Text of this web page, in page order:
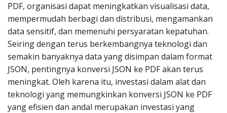
PDF, organisasi dapat meningkatkan visualisasi data,
mempermudah berbagi dan distribusi, mengamankan
data sensitif, dan memenuhi persyaratan kepatuhan.
Seiring dengan terus berkembangnya teknologi dan
semakin banyaknya data yang disimpan dalam format
JSON, pentingnya konversi JSON ke PDF akan terus
meningkat. Oleh karena itu, investasi dalam alat dan
teknologi yang memungkinkan konversi JSON ke PDF
yang efisien dan andal merupakan investasi yang